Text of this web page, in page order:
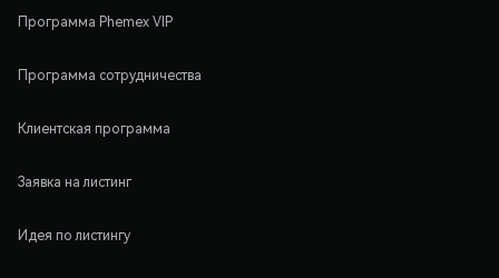
Программа Phemex VIP
Программа сотрудничества
Клиентская программа
Заявка на листинг
Идея по листингу